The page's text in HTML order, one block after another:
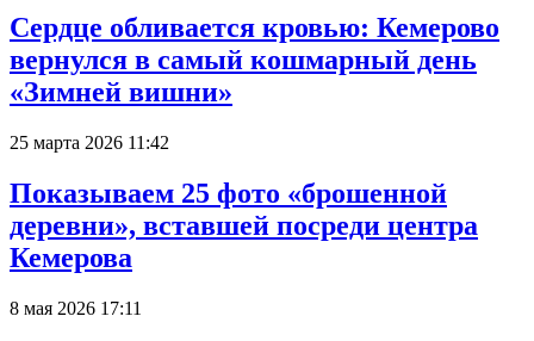
Сердце обливается кровью: Кемерово
вернулся в самый кошмарный день
«Зимней вишни»
25 марта 2026 11:42
Показываем 25 фото «брошенной
деревни», вставшей посреди центра
Кемерова
8 мая 2026 17:11